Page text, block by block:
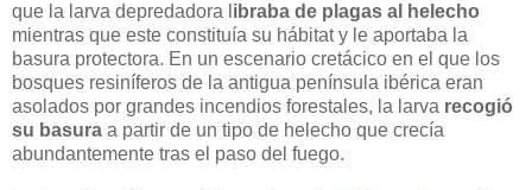
que la larva depredadora l ibraba de plagas al helecho
mientras que este constituía su hábitat y le aportaba la
basura protectora. En un escenario cretácico en el que los
bosques resiníferos de la antigua península ibérica eran
asolados por grandes incendios forestales, la larva recogió
su basura a partir de un tipo de helecho que crecía
abundantemente tras el paso del fuego.